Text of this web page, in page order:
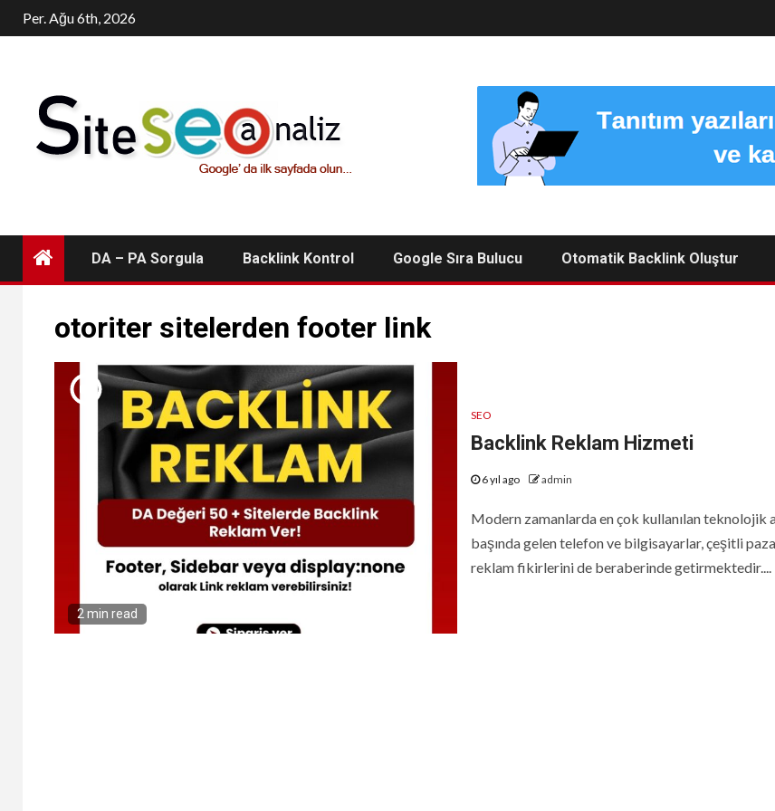
Skip
to
Per. Ağu 6th, 2026
DA – PA Sorgula Backlink Kontrol Google Sıra Bulucu Otomatik Backlink Oluştur
otoriter sitelerden footer link
2 min read
SEO
Backlink Reklam Hizmeti
6 yıl ago admin
Modern zamanlarda en çok kullanılan teknolojik
başında gelen telefon ve bilgisayarlar, çeşitli
reklam fikirlerini de beraberinde getirmektedir....